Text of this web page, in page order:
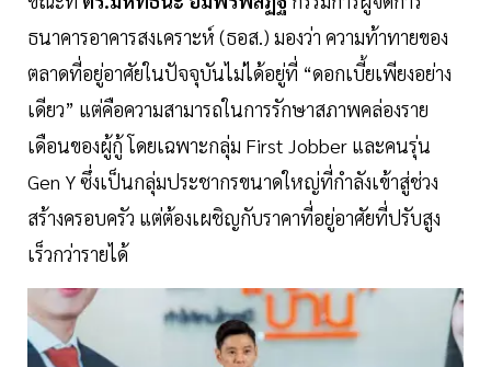
ธนาคารอาคารสงเคราะห์ (ธอส.) มองว่า ความท้าทายของ
ตลาดที่อยู่อาศัยในปัจจุบันไม่ได้อยู่ที่ “ดอกเบี้ยเพียงอย่าง
เดียว” แต่คือความสามารถในการรักษาสภาพคล่องราย
เดือนของผู้กู้ โดยเฉพาะกลุ่ม First Jobber และคนรุ่น
Gen Y ซึ่งเป็นกลุ่มประชากรขนาดใหญ่ที่กำลังเข้าสู่ช่วง
สร้างครอบครัว แต่ต้องเผชิญกับราคาที่อยู่อาศัยที่ปรับสูง
เร็วกว่ารายได้